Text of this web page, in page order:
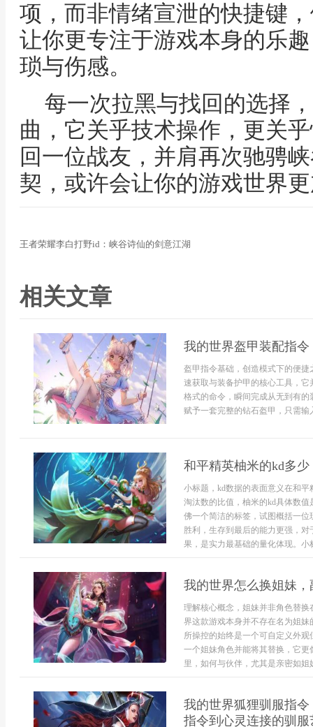
项，而非情绪宣泄的快捷键
让你更专注于游戏本身的乐
琐与伤感。
每一次拉黑与找回的选择
曲，它关乎技术操作，更关
回一位战友，并肩再次驰骋
契，或许会让你的游戏世界
王者荣耀李白打野id：峡谷诗仙的剑意江湖
相关文章
我的世界盔甲装配指
盔甲指令基础，创造模式下的便
速获取与装备护甲的核心工具，
格式的命令，瞬间完成从无到有
赋予一套完整的钻石盔甲，只需输
和平精英柚米的kd多
小标题，kd数据的表面意义在和
淘汰数的比值，柚米的kd具体数
佛一个简洁的标签，试图概括一
胜利，生存到最后的能力更强，
果，是实力最基础的量化体现。小
我的世界怎么换姐妹
理解核心概念，姐妹并非角色替
界这款游戏本身并不存在名为姐
所操控的始终是一个可自定义外
一个姐妹角色并能将其替换，它
里，如何与伙伴，尤其是亲密如姐
我的世界狐狸驯服指
指令到心灵连接的驯服